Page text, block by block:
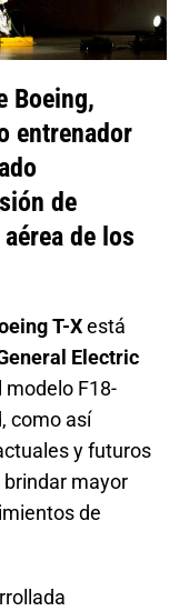
Boeing,
entrenador
de
de los
T-Xestá
Electric
modelo F18-
como así
y futuros
mayor
de